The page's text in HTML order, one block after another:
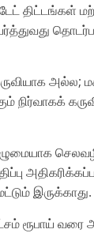
திட்டங்கள்
கருவியாக
நிர்வாகக்
இருக்காது.
ரூபாய் வரை